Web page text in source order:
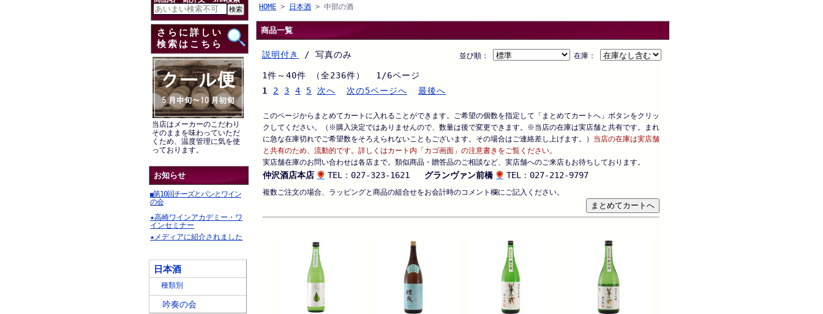
さらに詳しい
検索はこちら
当店はメーカーのこだわり
そのままを味わっていただ
くため、温度管理に気を使
っております。
お知らせ
■第10回チーズとパンとワイン
の会
★高崎ワインアカデミー・ワ
インセミナー
★メディアに紹介されました
日本酒
種類別
吟奏の会
HOME > 日本酒 > 中部の酒
商品一覧
在庫：
並び順：
説明付き / 写真のみ
1件～40件 （全236件） 1/6ページ
1
2 3 4 5 次へ 次の5ページへ 最後へ
このページからまとめてカートに入れることができます。ご希望の個数を指定して「まとめてカートへ」ボタンをクリッ
クしてください。（※購入決定ではありませんので、数量は後で変更できます。※当店の在庫は実店舗と共有です。まれ
に急な在庫切れでご希望数をそろえられないこともございます。その場合はご連絡差し上げます。） 当店の在庫は実店舗
と共有のため、流動的です。詳しくはカート内「カゴ画面」の注意書きをご覧ください。
実店舗在庫のお問い合わせは各店まで。類似商品・贈答品のご相談など、実店舗へのご来店もお待ちしております。
仲沢酒店本店 TEL：027-323-1621 グランヴァン前橋 TEL：027-212-9797
複数ご注文の場合、ラッピングと商品の組合せをお会計時のコメント欄にご記入ください。